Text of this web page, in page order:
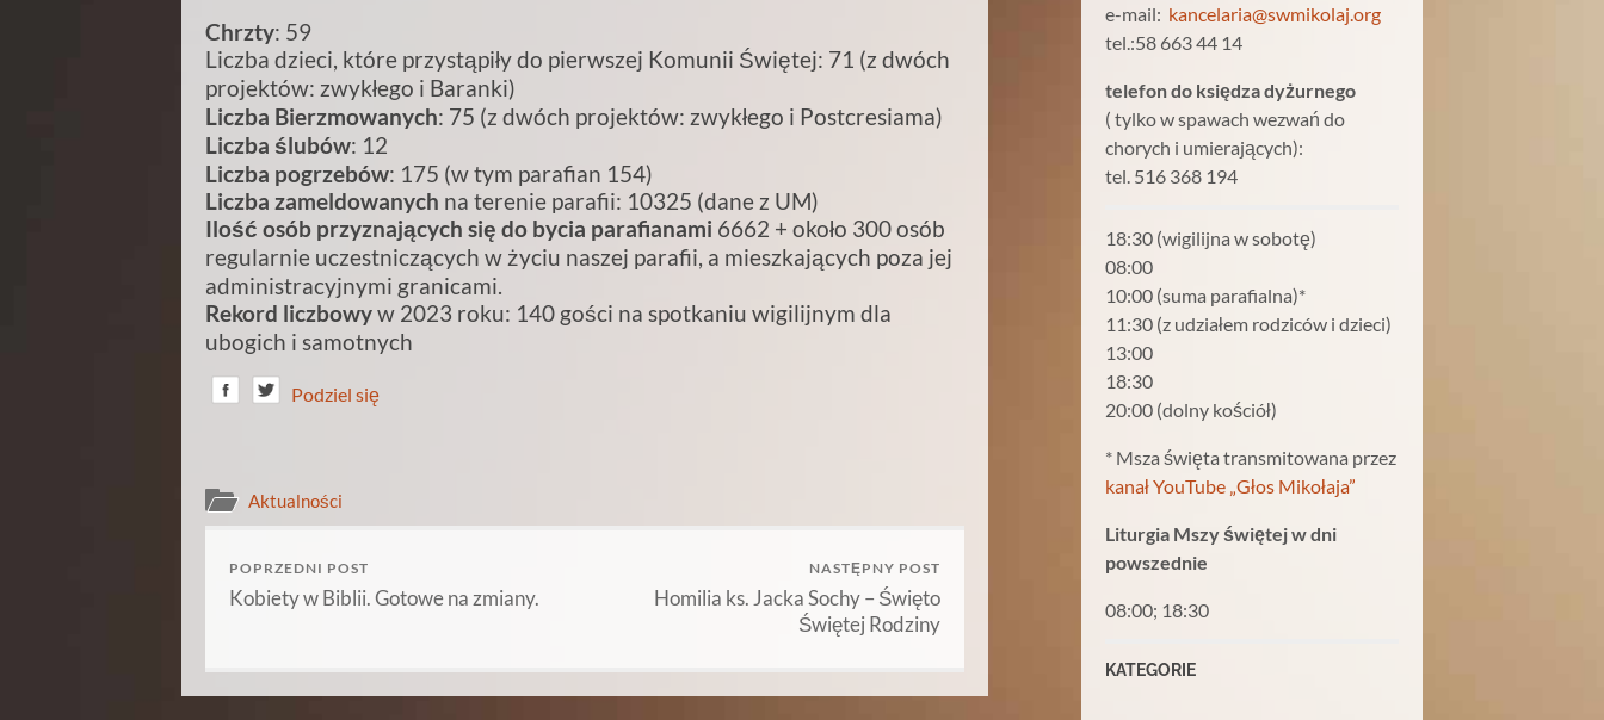
Chrzty: 59
Liczba dzieci, które przystąpiły do pierwszej Komunii Świętej: 71 (z dwóch
projektów: zwykłego i Baranki)
Liczba Bierzmowanych: 75 (z dwóch projektów: zwykłego i Postcresiama)
Liczba ślubów: 12
Liczba pogrzebów: 175 (w tym parafian 154)
Liczba zameldowanych na terenie parafii: 10325 (dane z UM)
Ilość osób przyznających się do bycia parafianami 6662 + około 300 osób
regularnie uczestniczących w życiu naszej parafii, a mieszkających poza jej
administracyjnymi granicami.
Rekord liczbowyw 2023 roku: 140 gości na spotkaniu wigilijnym dla
ubogich i samotnych
Podziel się
Aktualności
POPRZEDNI POST
Kobiety w Biblii. Gotowe na zmiany.
NASTĘPNY POST
Homilia ks. Jacka Sochy – Święto
Świętej Rodziny
e-mail: kancelaria@swmikolaj.org
tel.:58 663 44 14
telefon do księdza dyżurnego
( tylko w spawach wezwań do
chorych i umierających):
tel. 516 368 194
18:30 (wigilijna w sobotę)
08:00
10:00 (suma parafialna)*
11:30 (z udziałem rodziców i dzieci)
13:00
18:30
20:00 (dolny kościół)
* Msza święta transmitowana przez
kanał YouTube „Głos Mikołaja”
Liturgia Mszy świętej w dni
powszednie
08:00; 18:30
KATEGORIE